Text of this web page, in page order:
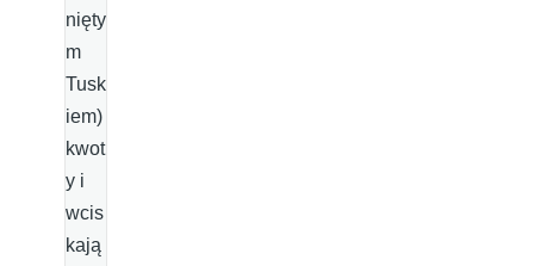
nięty
m
Tusk
iem)
kwot
y i
wcis
kają